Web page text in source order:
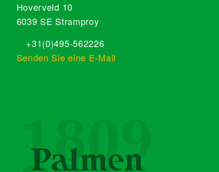
Hoverveld 10
6039 SE Stramproy
+31(0)495-562226
Senden Sie eine E-Mail